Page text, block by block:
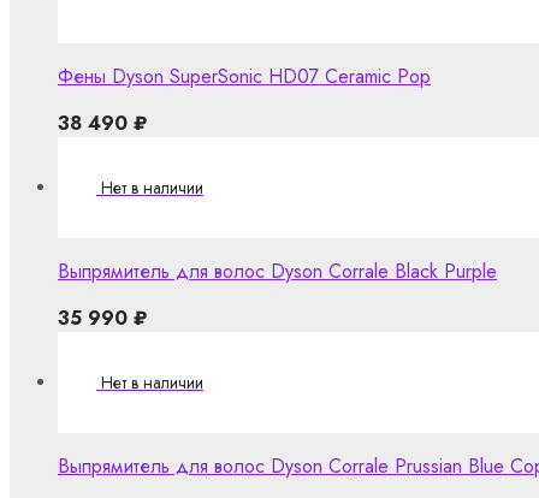
Фены Dyson SuperSonic HD07 Ceramic Pop
38 490 ₽
Выпрямитель для волос Dyson Corrale Black Purple
35 990 ₽
Выпрямитель для волос Dyson Corrale Prussian Blue